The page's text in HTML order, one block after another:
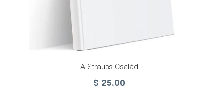
A Strauss Család
$ 25.00